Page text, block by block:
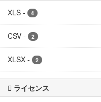
XLS - 4
CSV - 2
XLSX - 2
ライセンス